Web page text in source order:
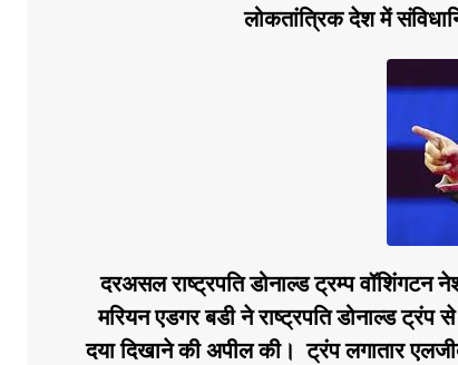
लोकतांत्रिक देश में
दरअसल राष्ट्रपति डोनाल्ड ट्रम्प
मरियन एडगर बडी ने राष्ट्रपति डोनाल्ड
दया दिखाने की अपील की। ट्रंप लगातार